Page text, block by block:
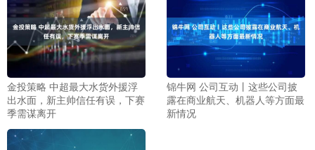
金投策略 中超最大水货外援浮
出水面，新主帅信任有误，下赛
季需谋离开
锦牛网 公司互动丨这些公司披
露在商业航天、机器人等方面最
新情况